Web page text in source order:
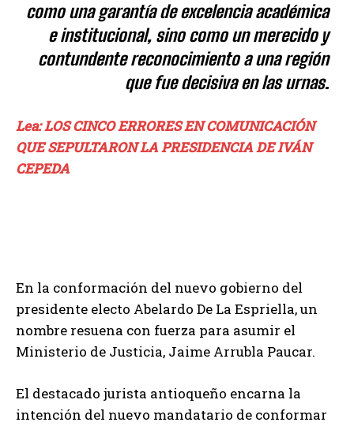
como una garantía de excelencia académica
e institucional, sino como un merecido y
contundente reconocimiento a una región
que fue decisiva en las urnas.
Lea: LOS CINCO ERRORES EN COMUNICACIÓN
QUE SEPULTARON LA PRESIDENCIA DE IVÁN
CEPEDA
En la conformación del nuevo gobierno del
presidente electo Abelardo De La Espriella, un
nombre resuena con fuerza para asumir el
Ministerio de Justicia, Jaime Arrubla Paucar.
El destacado jurista antioqueño encarna la
intención del nuevo mandatario de conformar